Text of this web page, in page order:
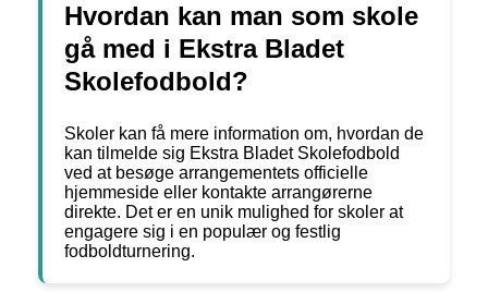
Hvordan kan man som skole
gå med i Ekstra Bladet
Skolefodbold?
Skoler kan få mere information om, hvordan de
kan tilmelde sig Ekstra Bladet Skolefodbold
ved at besøge arrangementets officielle
hjemmeside eller kontakte arrangørerne
direkte. Det er en unik mulighed for skoler at
engagere sig i en populær og festlig
fodboldturnering.